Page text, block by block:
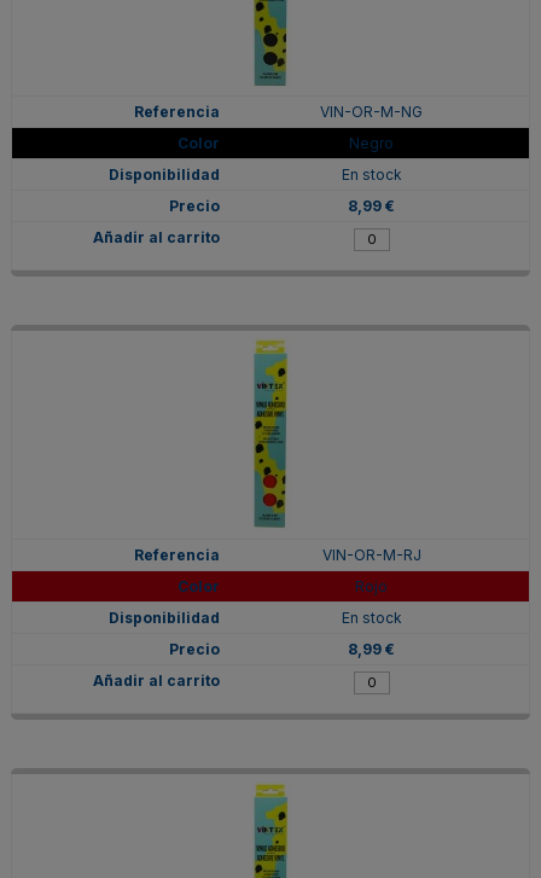
VIN-OR-M-NG
Negro
En stock
8,99 €
VIN-OR-M-RJ
Rojo
En stock
8,99 €